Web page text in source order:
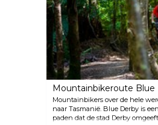
vlekstaartbuidelmarter.
Mountainbikeroute Blue
Mountainbikers over de hele
naar Tasmanië. Blue Derby is
paden dat de stad Derby